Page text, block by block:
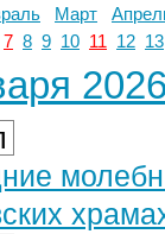
Март
7 8 9 10 11 12 13